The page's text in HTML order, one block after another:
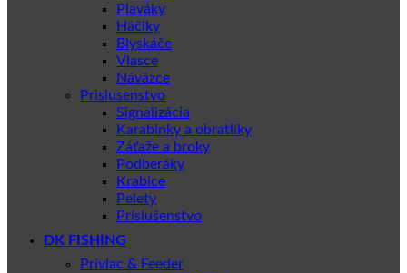
Plaváky
Háčiky
Blyskáče
Vlasce
Náväzce
Prislusenstvo
Signalizácia
Karabinky a obratlíky
Záťaže a broky
Podberáky
Krabice
Pelety
Príslušenstvo
DK FISHING
Privlac & Feeder